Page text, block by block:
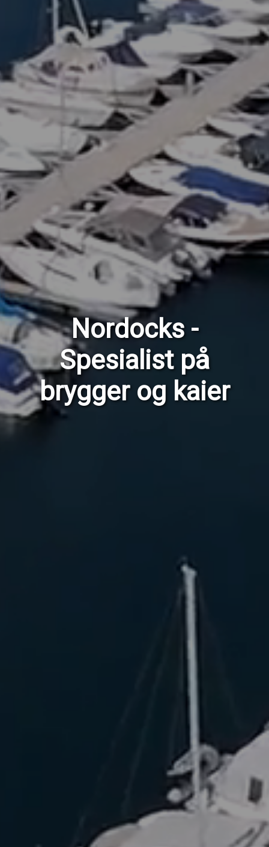
Nordocks -
Spesialist på
brygger og kaier